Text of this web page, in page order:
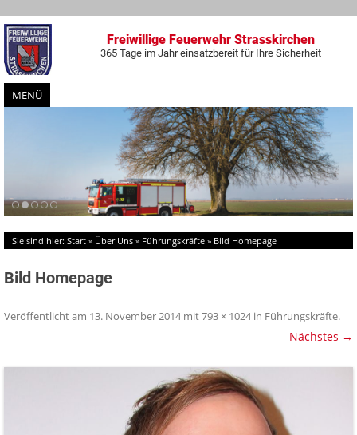
Freiwillige Feuerwehr Strasskirchen
365 Tage im Jahr einsatzbereit für Ihre Sicherheit
MENÜ
Zum
Inhalt
springen
Sie sind hier: Start » Über Uns » Führungskräfte » Bild Homepage
Bild Homepage
Veröffentlicht am 13. November 2014 mit793 × 1024 in Führungskräfte.
Nächstes →